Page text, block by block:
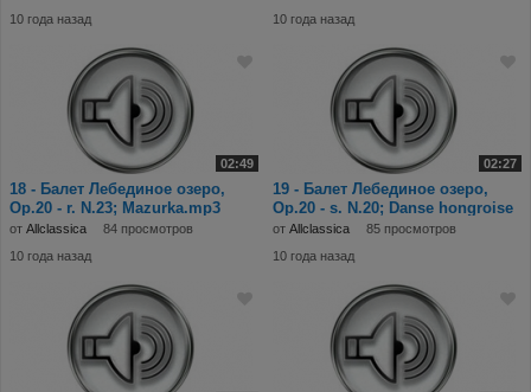
10 года назад
10 года назад
02:49
18 - Балет Лебединое озеро,
Op.20 - r. N.23; Mazurka.mp3
от Allclassica
84 просмотров
10 года назад
02:27
19 - Балет Лебединое озеро,
Op.20 - s. N.20; Danse hongroise
(Czárdás)
от Allclassica
85 просмотров
10 года назад